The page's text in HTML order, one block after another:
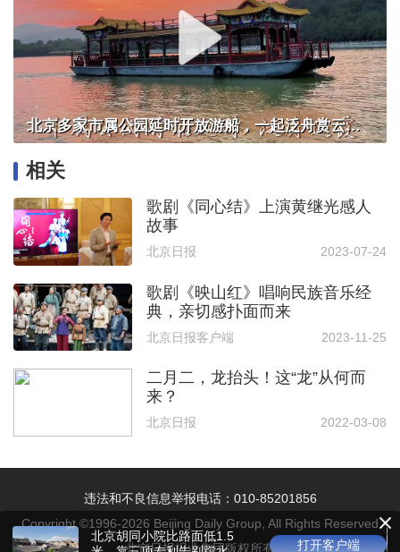
北京多家市属公园延时开放游船，一起泛舟赏云霞！
相关
歌剧《同心结》上演黄继光感人
故事
北京日报 2023-07-24
歌剧《映山红》唱响民族音乐经
典，亲切感扑面而来
北京日报客户端 2023-11-25
二月二，龙抬头！这“龙”从何而
来？
北京日报 2022-03-08
违法和不良信息举报电话：010-85201856
Copyright ©1996-2026 Beijing Daily Group, All Rights Reserved
北京日报报业集团版权所有
北京胡同小院比路面低1.5
打开客户端